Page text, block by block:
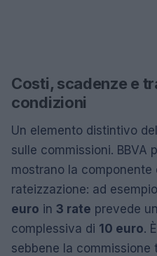
Costi, scadenze e
condizioni
Un elemento distintivo
sulle commissioni. BBVA
mostrano la componente
rateizzazione: ad
euro in 3 rate prevede
complessiva di 10 euro.
sebbene la commissione